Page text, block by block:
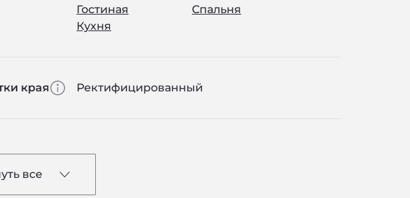
Гостиная
Спальня
Кухня
края Ректифицированный
все